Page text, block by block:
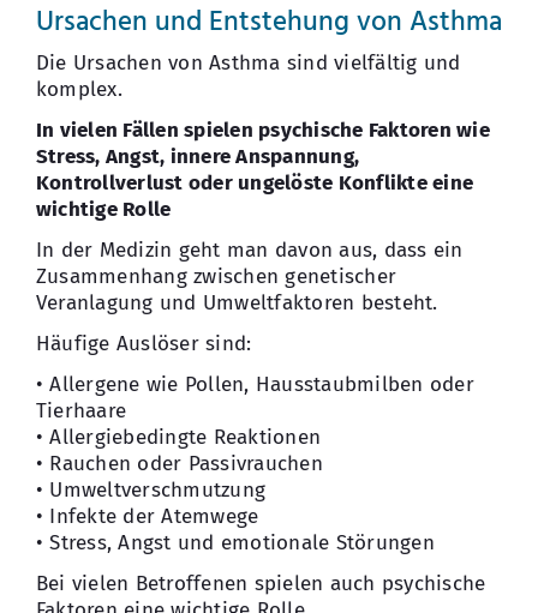
Ursachen und Entstehung von Asthma
Die Ursachen von Asthma sind vielfältig und
komplex.
In vielen Fällen spielen psychische Faktoren wie
Stress, Angst, innere Anspannung,
Kontrollverlust oder ungelöste Konflikte eine
wichtige Rolle
In der Medizin geht man davon aus, dass ein
Zusammenhang zwischen genetischer
Veranlagung und Umweltfaktoren besteht.
Häufige Auslöser sind:
• Allergene wie Pollen, Hausstaubmilben oder
Tierhaare
• Allergiebedingte Reaktionen
• Rauchen oder Passivrauchen
• Umweltverschmutzung
• Infekte der Atemwege
• Stress, Angst und emotionale Störungen
Bei vielen Betroffenen spielen auch psychische